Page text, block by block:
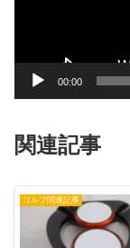
00:00
関連記事
ゴルフ関連記事